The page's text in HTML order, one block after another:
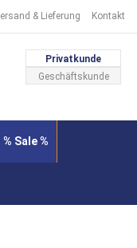
& Lieferung Kontakt
Privatkunde
Geschäftskunde
% Sale %